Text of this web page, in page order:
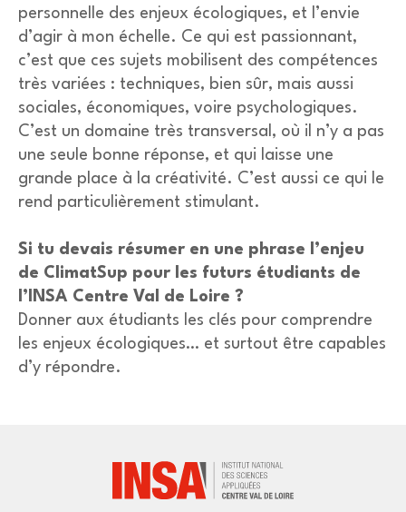
personnelle des enjeux écologiques, et l’envie
d’agir à mon échelle. Ce qui est passionnant,
c’est que ces sujets mobilisent des compétences
très variées : techniques, bien sûr, mais aussi
sociales, économiques, voire psychologiques.
C’est un domaine très transversal, où il n’y a pas
une seule bonne réponse, et qui laisse une
grande place à la créativité. C’est aussi ce qui le
rend particulièrement stimulant.
Si tu devais résumer en une phrase l’enjeu
de ClimatSup pour les futurs étudiants de
l’INSA Centre Val de Loire ?
Donner aux étudiants les clés pour comprendre
les enjeux écologiques… et surtout être capables
d’y répondre.